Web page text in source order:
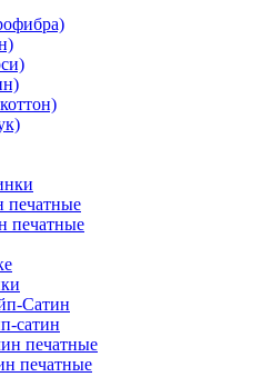
печатные
печатные
Сатин
сатин
печатные
печатные